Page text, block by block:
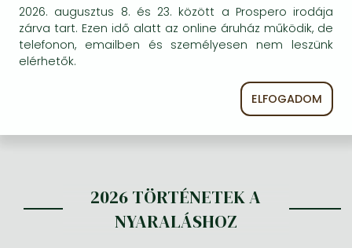
esetben ez szerintem érthető. A bolti
átvétel és az utánvétes fizetés
lehetősége miatt ez nekem eddig nem
jelentett problémát.
2026 TÖRTÉNETEK A
NYARALÁSHOZ
2026. augusztus 8. és 23. között a Prospero irodája
zárva tart. Ezen idő alatt az online áruház működik, de
telefonon, emailben és személyesen nem leszünk
elérhetők.
ELFOGADOM